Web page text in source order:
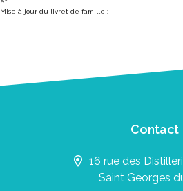
Mise à jour du livret de famille :
Contact
16 rue des
Saint Georges